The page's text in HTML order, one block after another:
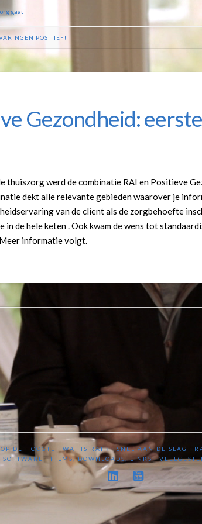
gaat
POSITIEF!
Gezondheid:
thuiszorg werd de combinatie RAI en Positieve
dekt alle relevante gebieden waarover je
van de client als de zorgbehoefte
in de hele keten . Ook kwam de wens tot
informatie volgt.
DE HOOGTE WAT IS RAI ? SNEL AAN DE SLAG
SOFTWARE FILMS, DOWNLOADS, LINKS